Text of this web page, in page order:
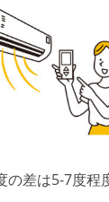
の差は5-7度程